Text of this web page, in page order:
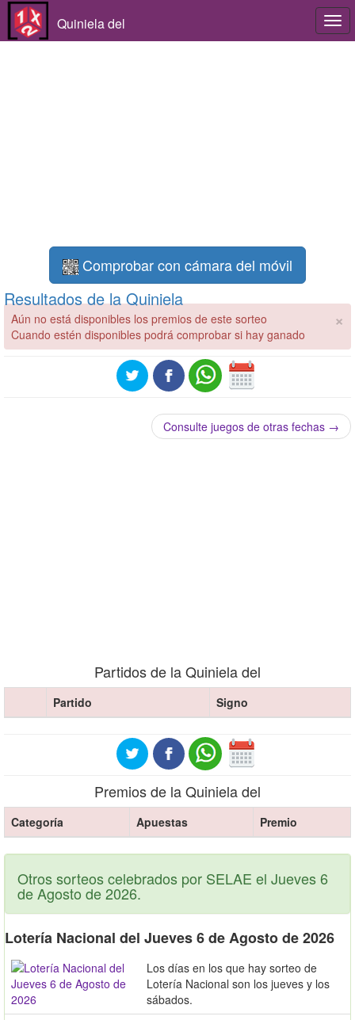
Quiniela del
Comprobar con cámara del móvil
Resultados de la Quiniela
×
Aún no está disponibles los premios de este sorteo
Cuando estén disponibles podrá comprobar si hay ganado
Consulte juegos de otras fechas →
Partidos de la Quiniela del
Partido Signo
Premios de la Quiniela del
Categoría Apuestas Premio
Otros sorteos celebrados por SELAE el Jueves 6
de Agosto de 2026.
Lotería Nacional del Jueves 6 de Agosto de 2026
Los días en los que hay sorteo de
Lotería Nacional son los jueves y los
sábados.